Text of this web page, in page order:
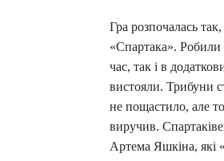
Гра розпочалась
«Спартака». Робили
час, так і в
вистояли. Трибуни
не пощастило, але
виручив.
Артема Яшкіна, які